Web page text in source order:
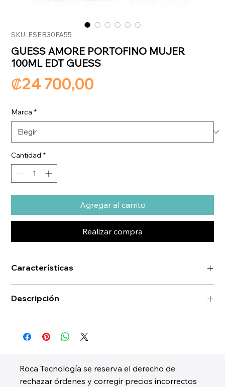
Roca Tecnología se reserva el derecho de
rechazar órdenes y corregir precios incorrectos
SKU: ESEB30FA55
GUESS AMORE PORTOFINO MUJER
100ML EDT GUESS
₡24 700,00
Marca *
Cantidad *
Agregar al carrito
Realizar compra
Características
Descripción